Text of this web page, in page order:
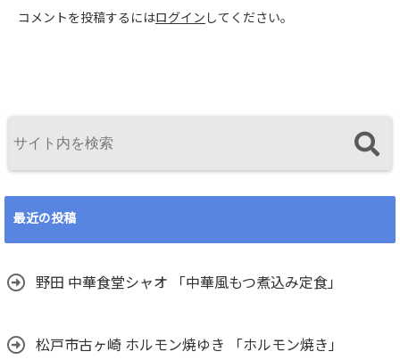
コメントを投稿するには ログイン してください。
最近の投稿
野田 中華食堂シャオ 「中華風もつ煮込み定食」
松戸市古ヶ崎 ホルモン焼ゆき 「ホルモン焼き」